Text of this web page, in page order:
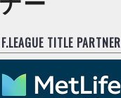
F.LEAGUE TITLE PARTNER